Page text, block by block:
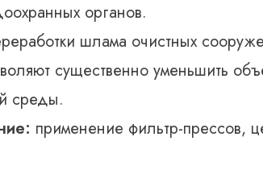
органов.
шлама очистных
существенно уменьшить
среды.
применение фильтр-прессов,